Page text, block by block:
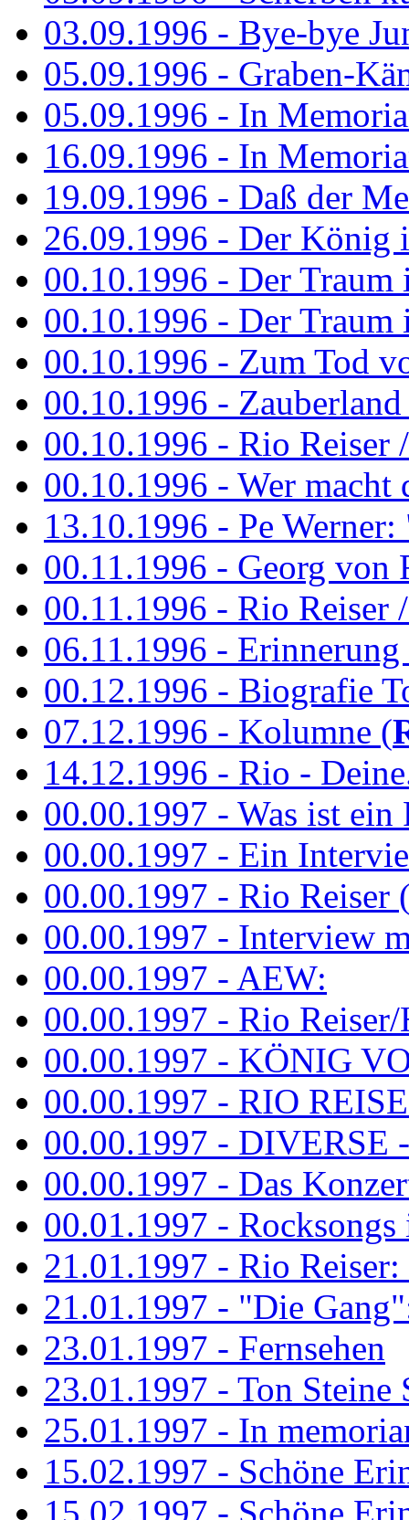
03.09.1996 - Bye-bye
05.09.1996 - Graben-
05.09.1996 - In
16.09.1996 - In
19.09.1996 - Daß der
26.09.1996 - Der König
00.10.1996 - Der Traum
00.10.1996 - Der Traum
00.10.1996 - Zum Tod
00.10.1996 -
00.10.1996 - Rio Reiser
00.10.1996 - Wer macht
13.10.1996 - Pe
00.11.1996 - Georg von
00.11.1996 - Rio Reiser
06.11.1996 -
00.12.1996 - Biografie
07.12.1996 - Kolumne (
14.12.1996 - Rio -
00.00.1997 - Was ist ein
00.00.1997 - Ein
00.00.1997 - Rio Reiser
00.00.1997 - Interview
00.00.1997 - AEW:
00.00.1997 - Rio Reiser/
00.00.1997 - KÖNIG
00.00.1997 - RIO
00.00.1997 - DIVERSE
00.00.1997 - Das
00.01.1997 -
21.01.1997 - Rio
21.01.1997 - "Die
23.01.1997 - Fernsehen
23.01.1997 - Ton Steine
25.01.1997 - In
15.02.1997 - Schöne
15.02.1997 - Schöne